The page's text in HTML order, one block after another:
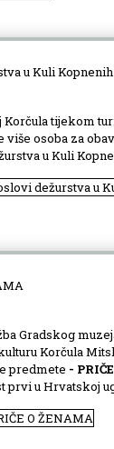
u Kuli Kopnenih
Korčula tijekom
više osoba za
u Kuli
dežurstva u
Gradskog
Korčula
predmete -
prvi u Hrvatskoj
O ŽENAMA